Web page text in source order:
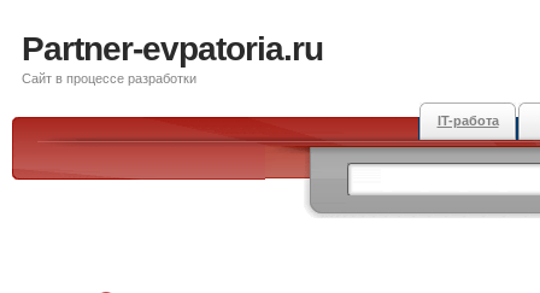
Partner-evpatoria.ru
Сайт в процессе разработки
IT-работа